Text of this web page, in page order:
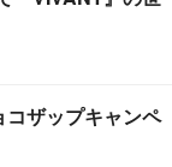
コザップキャンペ